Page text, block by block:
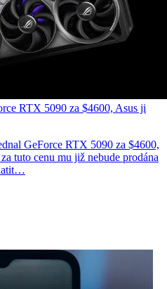
RTX 5090 za $4600, Asus ji
GeForce RTX 5090 za $4600,
tuto cenu mu již nebude prodána